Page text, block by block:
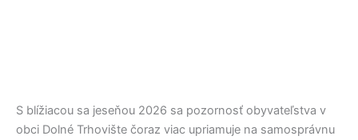
S blížiacou sa jeseňou 2026 sa pozornosť obyvateľstva v
obci Dolné Trhovište čoraz viac upriamuje na samosprávnu